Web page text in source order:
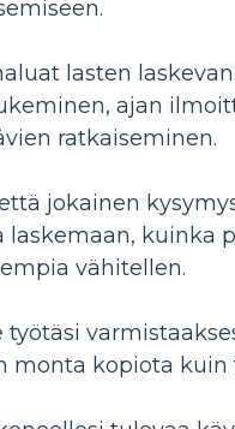
lasten
ajan
ratkaiseminen.
jokainen
kuinka
vähitellen.
kopiota kuin